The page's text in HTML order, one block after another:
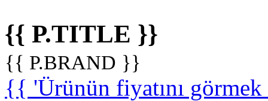
{{ P.TITLE }}
{{ P.BRAND }}
{{ 'Ürünün fiyatını